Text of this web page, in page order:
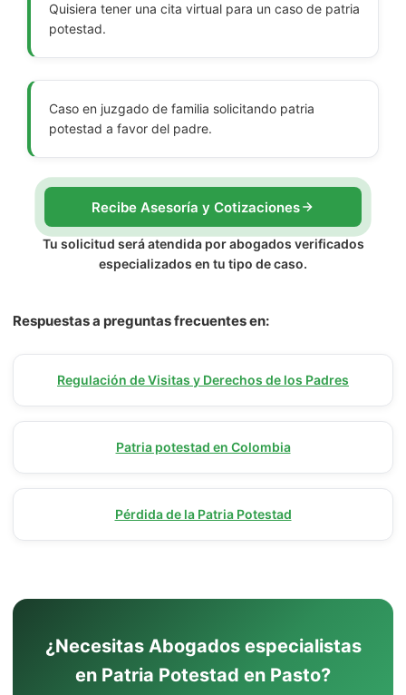
Quisiera tener una cita virtual para un caso de patria
potestad.
Caso en juzgado de familia solicitando patria
potestad a favor del padre.
Recibe Asesoría y Cotizaciones
Tu solicitud será atendida por abogados verificados
especializados en tu tipo de caso.
Respuestas a preguntas frecuentes en:
Regulación de Visitas y Derechos de los Padres
Patria potestad en Colombia
Pérdida de la Patria Potestad
¿Necesitas Abogados especialistas
en Patria Potestad en Pasto?